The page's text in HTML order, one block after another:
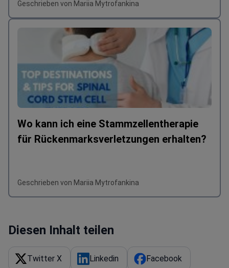
Geschrieben von Mariia Mytrofankina
Wo kann ich eine Stammzellentherapie
für Rückenmarksverletzungen erhalten?
Geschrieben von Mariia Mytrofankina
Diesen Inhalt teilen
Twitter X Linkedin Facebook